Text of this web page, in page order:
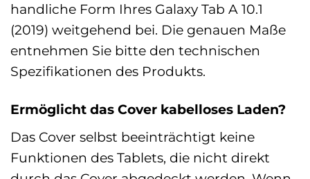
handliche Form Ihres Galaxy Tab A 10.1
(2019) weitgehend bei. Die genauen Maße
entnehmen Sie bitte den technischen
Spezifikationen des Produkts.
Ermöglicht das Cover kabelloses Laden?
Das Cover selbst beeinträchtigt keine
Funktionen des Tablets, die nicht direkt